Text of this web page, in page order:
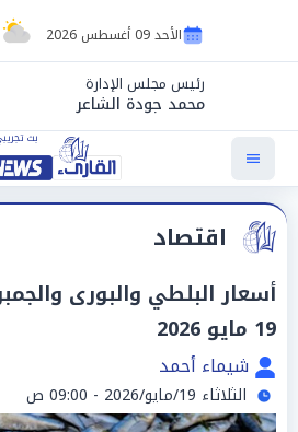
الأحد 09 أغسطس 2026
رئيس مجلس الإدارة
محمد جودة الشاعر
اقتصاد
أسعار البلطي والبورى
19 مايو 2026
شيماء أحمد
الثلاثاء 19/مايو/2026 - 09:00 ص